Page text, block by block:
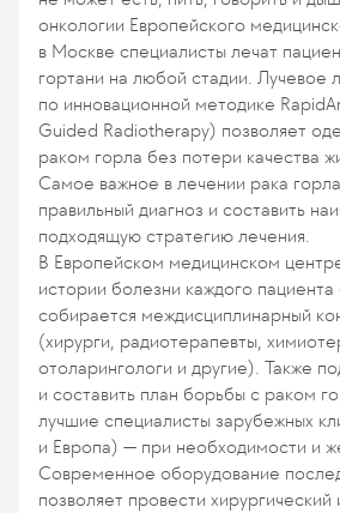
онкологии Европейского
в Москве специалисты лечат
гортани на любой стадии. Лучевое
по инновационной методике
Guided Radiotherapy) позволяет
раком горла без потери качества
Самое важное в лечении рака
правильный диагноз и составить
подходящую стратегию лечения.
В Европейском медицинском
истории болезни каждого
собирается междисциплинарный
(хирурги, радиотерапевты,
отоларингологи и другие). Также
и составить план борьбы с раком
лучшие специалисты зарубежных
и Европа) — при необходимости и
Современное оборудование
позволяет провести хирургический